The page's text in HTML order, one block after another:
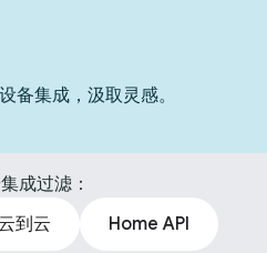
备集成，汲取灵感。